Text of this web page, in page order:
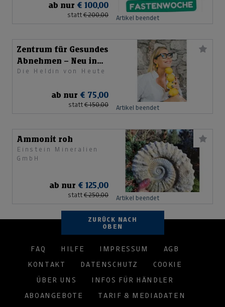
ab nur € 100,00
statt € 200,00 Artikel beendet
Zentrum für Gesundes
Abnehmen – Neu in
Salzburg
Die Heldin von Heute
ab nur € 75,00
statt € 150,00 Artikel beendet
Ammonit roh
Einstein Mineralien
GmbH
ab nur € 125,00
statt € 250,00 Artikel beendet
ZURÜCK NACH
OBEN
FAQ HILFE IMPRESSUM AGB
KONTAKT DATENSCHUTZ COOKIE
ÜBER UNS INFOS FÜR HÄNDLER
ABOANGEBOTE TARIF & MEDIADATEN